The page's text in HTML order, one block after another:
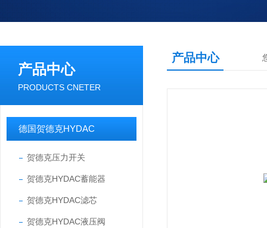
产品中心
PRODUCTS CNETER
德国贺德克HYDAC
贺德克压力开关
贺德克HYDAC蓄能器
贺德克HYDAC滤芯
贺德克HYDAC液压阀
产品中心